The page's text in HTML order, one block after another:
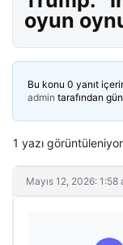
oyun
Bu konu 0 yanıt
admin tarafından
1 yazı
Mayıs 12, 2026: 1:58